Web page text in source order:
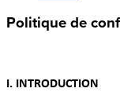
Politique de
I. INTRODUCTION